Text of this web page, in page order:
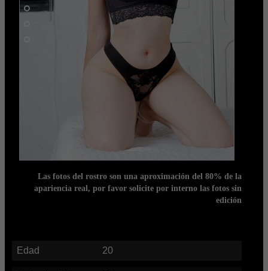
Las fotos del rostro son una aproximación del 80% de la
apariencia real, por favor solicite por interno las fotos sin
edición
Edad 20